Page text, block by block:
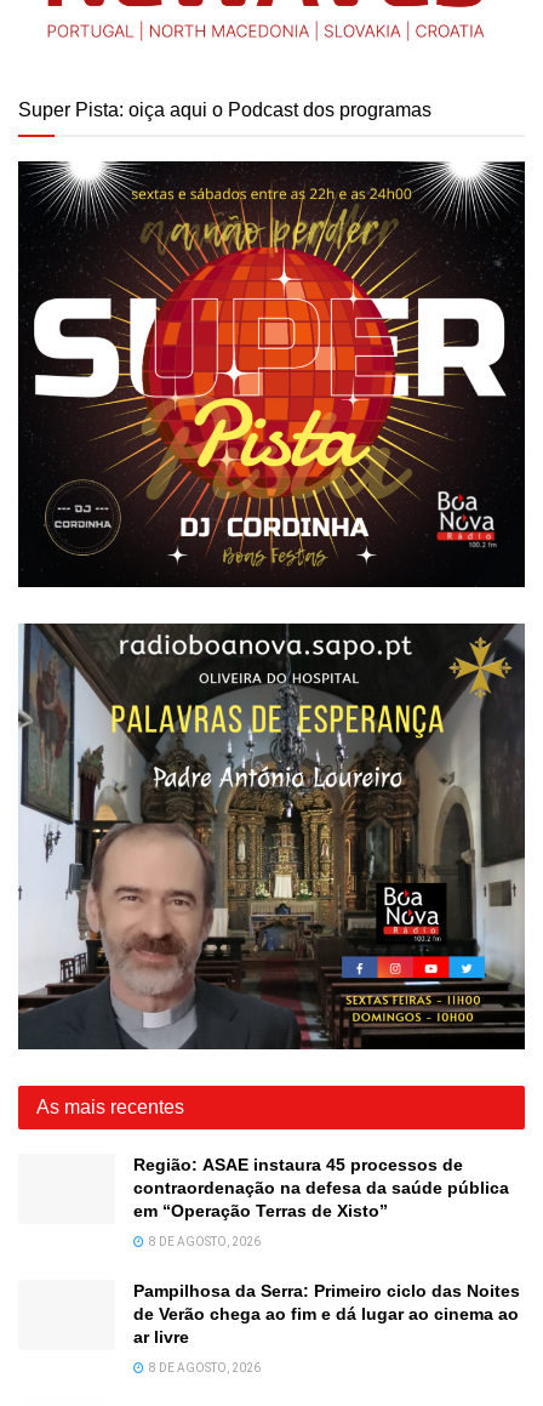
Super Pista: oiça aqui o Podcast dos programas
As mais recentes
Região: ASAE instaura 45 processos de
contraordenação na defesa da saúde pública
em “Operação Terras de Xisto”
8 DE AGOSTO, 2026
Pampilhosa da Serra: Primeiro ciclo das Noites
de Verão chega ao fim e dá lugar ao cinema ao
ar livre
8 DE AGOSTO, 2026